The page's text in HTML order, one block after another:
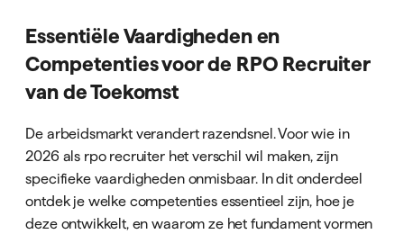
Essentiële Vaardigheden en
Competenties voor de RPO Recruiter
van de Toekomst
De arbeidsmarkt verandert razendsnel. Voor wie in
2026 als rpo recruiter het verschil wil maken, zijn
specifieke vaardigheden onmisbaar. In dit onderdeel
ontdek je welke competenties essentieel zijn, hoe je
deze ontwikkelt, en waarom ze het fundament vormen